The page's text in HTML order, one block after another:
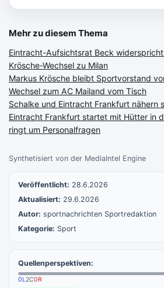
Synthetisiert von der MediaIntel Engine
Veröffentlicht: 28.6.2026
Aktualisiert: 29.6.2026
Autor: sportnachrichten Sportredaktion
Kategorie: Sport
Quellenperspektiven:
0L2C0R
Mehr zu diesem Thema
Eintracht-Aufsichtsrat Beck
Krösche-Wechsel zu Milan
Markus Krösche bleibt Sportvorstand
Wechsel zum AC Mailand vom Tisch
Schalke und Eintracht Frankfurt nähern
Eintracht Frankfurt startet mit Hütter in
ringt um Personalfragen